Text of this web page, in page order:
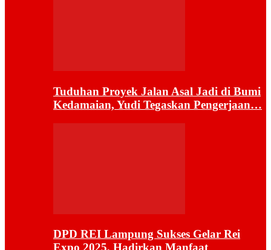
Tuduhan Proyek Jalan Asal Jadi di Bumi
Kedamaian, Yudi Tegaskan Pengerjaan…
DPD REI Lampung Sukses Gelar Rei